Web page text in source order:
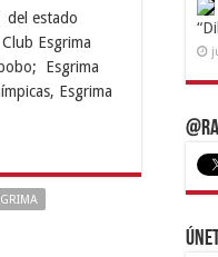
del estado
Esgrima
Esgrima
Esgrima